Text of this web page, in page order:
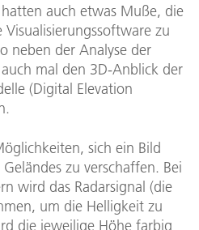
auch etwas Muße, die
Visualisierungssoftware zu
neben der Analyse der
mal den 3D-Anblick der
(Digital Elevation
sich ein Bild
zu verschaffen. Bei
wird das Radarsignal (die
um die Helligkeit zu
die jeweilige Höhe farbig